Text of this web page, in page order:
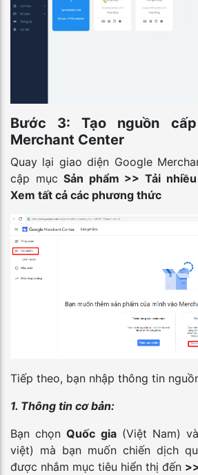
Bước 3: Tạo nguồn
Merchant Center
Quay lại giao diện Google
cập mụcSản phẩm >> Tải
Xem tất cả các phương thức
Tiếp theo, bạn nhập thông tin
1. Thông tin cơ bản:
Bạn chọnQuốc gia(Việt Nam) và
việt) mà bạn muốn chiến dịch
được nhắm mục tiêu hiển thị đến